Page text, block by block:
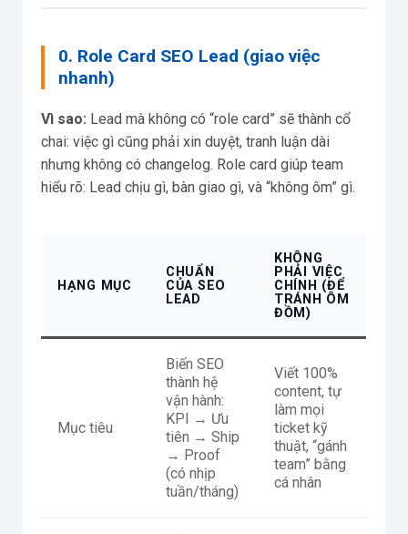
0. Role Card SEO Lead (giao việc
nhanh)
Vì sao: Lead mà không có “role card” sẽ thành cổ
chai: việc gì cũng phải xin duyệt, tranh luận dài
nhưng không có changelog. Role card giúp team
hiểu rõ: Lead chịu gì, bàn giao gì, và “không ôm” gì.
HẠNG MỤC
CHUẨN
CỦA SEO
LEAD
KHÔNG
PHẢI VIỆC
CHÍNH (ĐỂ
TRÁNH ÔM
ĐỒM)
Mục tiêu
Biến SEO
thành hệ
vận hành:
KPI → Ưu
tiên → Ship
→ Proof
(có nhịp
tuần/tháng)
Viết 100%
content, tự
làm mọi
ticket kỹ
thuật, “gánh
team” bằng
cá nhân